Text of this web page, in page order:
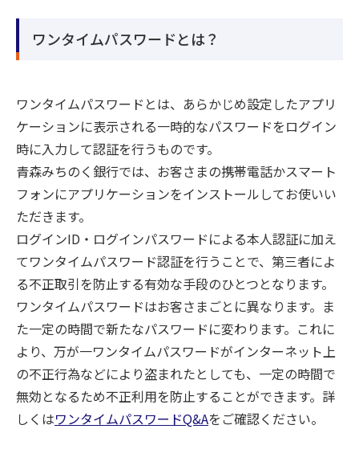
ワンタイムパスワードとは？
ワンタイムパスワードとは、あらかじめ設定したアプリ
ケーションに表示される一時的なパスワードをログイン
時に入力して認証を行うものです。
青森みちのく銀行では、お客さまの携帯電話かスマート
フォンにアプリケーションをインストールしてお使いい
ただきます。
ログインID・ログインパスワードによる本人認証に加え
てワンタイムパスワード認証を行うことで、第三者によ
る不正取引を防止する有効な手段のひとつとなります。
ワンタイムパスワードはお客さまごとに異なります。ま
た一定の時間で新たなパスワードに変わります。これに
より、万が一ワンタイムパスワードがインターネット上
の不正行為などにより盗まれたとしても、一定の時間で
無効となるため不正利用を防止することができます。詳
しくはワンタイムパスワードQ&Aをご確認ください。